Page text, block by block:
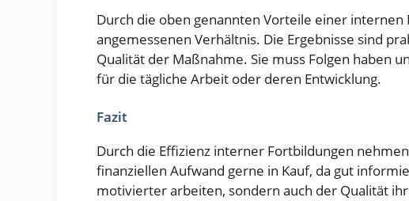
Durch die oben genannten Vorteile einer
angemessenen Verhältnis. Die Ergebnisse sind
Qualität der Maßnahme. Sie muss Folgen haben
für die tägliche Arbeit oder deren Entwicklung.
Fazit
Durch die Effizienz interner Fortbildungen
finanziellen Aufwand gerne in Kauf, da gut
motivierter arbeiten, sondern auch der Qualität